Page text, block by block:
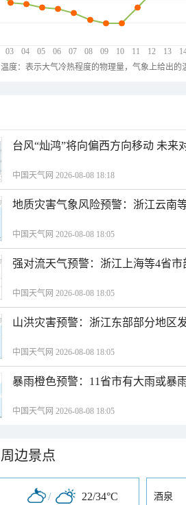
03 04 05 06 07 08 09 10 11 12 13
温度：表示大气冷热程度的物理量，气象上给出
台风“灿鸿”将向偏西方向移动 未来
中国天气网 2026-08-08 18:18
地质灾害气象风险预警：浙江云南
中国天气网 2026-08-08 18:05
强对流天气预警：浙江上海等4省
中国天气网 2026-08-08 18:05
山洪灾害预警：浙江东部部分地区
中国天气网 2026-08-08 18:05
暴雨橙色预警：11省市有大雨或暴
中国天气网 2026-08-08 18:05
周边景点
/ 22/34°C 酒泉